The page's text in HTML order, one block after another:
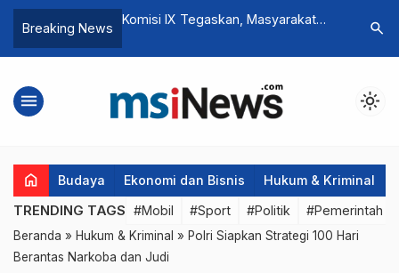
Breaking News
Komisi IX Tegaskan, Masyarakat
Kesehatan yang Cepat dan Layak
Jokowi
search
menu light_mode
home Budaya Ekonomi dan Bisnis Hukum & Kriminal
TRENDING TAGS #Mobil #Sport #Politik #Pemerintah
Beranda » Hukum & Kriminal » Polri Siapkan Strategi 100 Hari
Berantas Narkoba dan Judi